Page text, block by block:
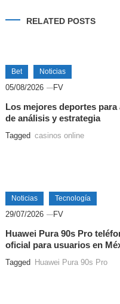
RELATED POSTS
Bet Noticias
05/08/2026 FV
Los mejores deportes
de análisis y estrategia
Tagged casinos online
Noticias Tecnología
29/07/2026 FV
Huawei Pura 90s Pro
oficial para usuarios en
Tagged Huawei Pura 90s Pro